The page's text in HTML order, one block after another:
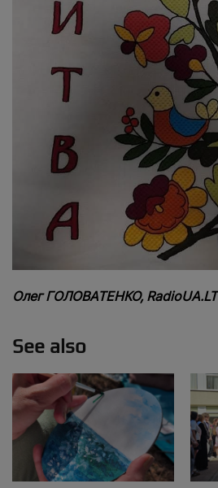
Олег ГОЛОВАТЕНКО, RadioUA.LT
See also